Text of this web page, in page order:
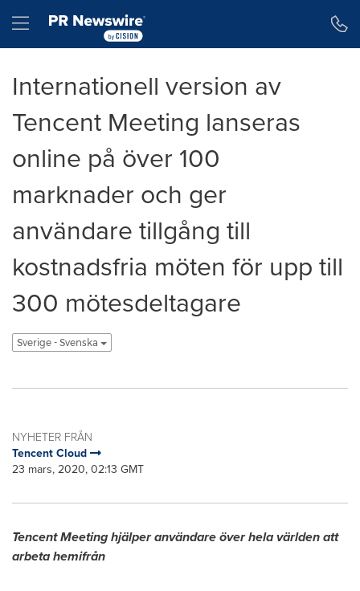
Hamburger menu
Internationell version av
Tencent Meeting lanseras
online på över 100
marknader och ger
användare tillgång till
kostnadsfria möten för upp till
300 mötesdeltagare
Sverige - Svenska
NYHETER FRÅN
Tencent Cloud
23 mars, 2020, 02:13 GMT
TencentMeeting hjälper användare över hela världen att
arbeta hemifrån